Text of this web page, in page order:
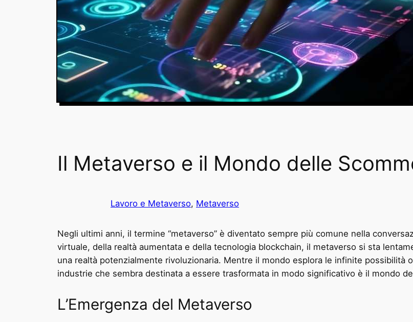
Il Metaverso e il Mondo delle
Lavoro e Metaverso, Metaverso
Negli ultimi anni, il termine “metaverso” è diventato sempre più comune nella
virtuale, della realtà aumentata e della tecnologia blockchain, il metaverso si sta
una realtà potenzialmente rivoluzionaria. Mentre il mondo esplora le infinite possibilità
industrie che sembra destinata a essere trasformata in modo significativo è il mondo
L’Emergenza del Metaverso